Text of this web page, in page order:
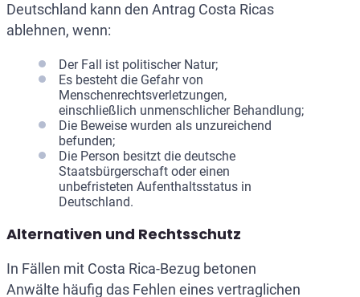
Deutschland kann den Antrag Costa Ricas
ablehnen, wenn:
Der Fall ist politischer Natur;
Es besteht die Gefahr von
Menschenrechtsverletzungen,
einschließlich unmenschlicher Behandlung;
Die Beweise wurden als unzureichend
befunden;
Die Person besitzt die deutsche
Staatsbürgerschaft oder einen
unbefristeten Aufenthaltsstatus in
Deutschland.
Alternativen und Rechtsschutz
In Fällen mit Costa Rica-Bezug betonen
Anwälte häufig das Fehlen eines vertraglichen